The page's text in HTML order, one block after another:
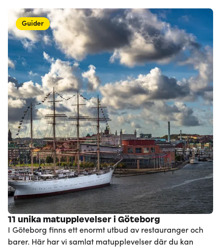
lyckad AW i stan.
Guider
11 unika matupplevelser i Göteborg
I Göteborg finns ett enormt utbud av restauranger och
barer. Här har vi samlat matupplevelser där du kan